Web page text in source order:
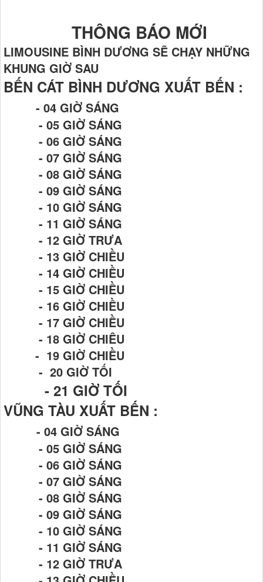
THÔNG BÁO MỚI
LIMOUSINE BÌNH DƯƠNG SẼ CHẠY NHỮNG
KHUNG GIỜ SAU
BẾN CÁT BÌNH DƯƠNG XUẤT BẾN :
- 04 GIỜ SÁNG
- 05 GIỜ SÁNG
- 06 GIỜ SÁNG
- 07 GIỜ SÁNG
- 08 GIỜ SÁNG
- 09 GIỜ SÁNG
- 10 GIỜ SÁNG
- 11 GIỜ SÁNG
- 12 GIỜ TRƯA
- 13 GIỜ CHIỀU
- 14 GIỜ CHIỀU
- 15 GIỜ CHIỀU
- 16 GIỜ CHIỀU
- 17 GIỜ CHIỀU
- 18 GIỜ CHIÊU
- 19 GIỜ CHIỀU
- 20 GIỜ TỐI
- 21 GIỜ TỐI
VŨNG TÀU XUẤT BẾN :
- 04 GIỜ SÁNG
- 05 GIỜ SÁNG
- 06 GIỜ SÁNG
- 07 GIỜ SÁNG
- 08 GIỜ SÁNG
- 09 GIỜ SÁNG
- 10 GIỜ SÁNG
- 11 GIỜ SÁNG
- 12 GIỜ TRƯA